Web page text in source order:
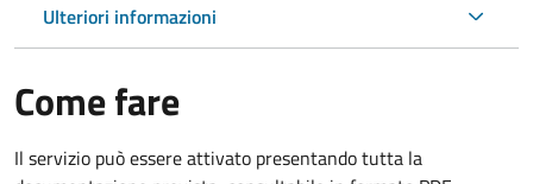
Ulteriori informazioni
Come fare
Il servizio può essere attivato presentando tutta la